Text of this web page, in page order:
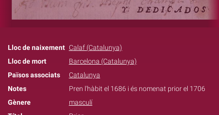
Lloc de naixement Calaf (Catalunya)
Lloc de mort
Barcelona (Catalunya)
Països associats
Catalunya
Notes
Pren l'hàbit el 1686 i és nomenat prior el 1706
Gènere
masculí